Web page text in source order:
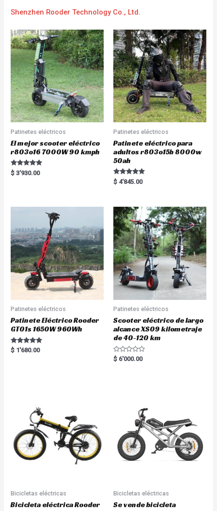
Shenzhen Rooder Technology Co., Ltd.
Patinetes eléctricos
El mejor scooter eléctrico
r803o16 7000W 90 kmph
Rated
5.00
$ 3'930.00
Patinetes eléctricos
Patinete eléctrico para
adultos r803o15b 8000w
50ah
Rated
5.00
$ 4'845.00
Patinetes eléctricos
Patinete Eléctrico Rooder
GT01s 1650W 960Wh
Rated
5.00
$ 1'680.00
Patinetes eléctricos
Scooter eléctrico de largo
alcance XS09 kilometraje
de 40-120 km
R
a
$ 6'000.00
Bicicletas eléctricas
Bicicleta eléctrica Rooder
Bicicletas eléctricas
Se vende bicicleta